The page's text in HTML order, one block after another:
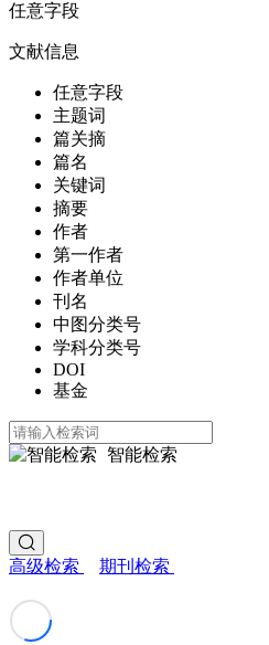
任意字段
文献信息
任意字段
主题词
篇关摘
篇名
关键词
摘要
作者
第一作者
作者单位
刊名
中图分类号
学科分类号
DOI
基金
智能检索
高级检索 期刊检索